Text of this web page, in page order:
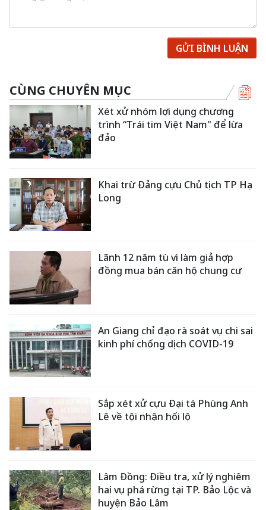
GỬI BÌNH LUẬN
CÙNG CHUYÊN MỤC
Xét xử nhóm lợi dụng chương
trình “Trái tim Việt Nam" để lừa
đảo
Khai trừ Đảng cựu Chủ tịch TP Hạ
Long
Lãnh 12 năm tù vì làm giả hợp
đồng mua bán căn hộ chung cư
An Giang chỉ đạo rà soát vụ chi sai
kinh phí chống dịch COVID-19
Sắp xét xử cựu Đại tá Phùng Anh
Lê về tội nhận hối lộ
Lâm Đồng: Điều tra, xử lý nghiêm
hai vụ phá rừng tại TP. Bảo Lộc và
huyện Bảo Lâm